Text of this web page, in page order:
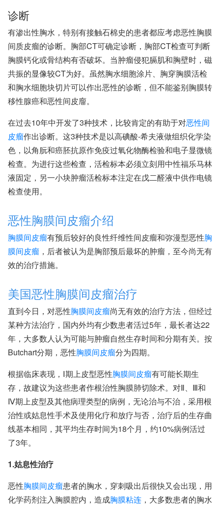
诊断
有渗出性胸水，特别有接触石棉史的患者都应考虑恶性胸膜
间质皮瘤的诊断。胸部CT可确定诊断，胸部CT检查可判断
胸膜钙化或骨结构有否破坏。当肿瘤侵犯膈肌和胸壁时，磁
共振的显像较CT为好。虽然胸水细胞涂片、胸穿胸膜活检
和胸水细胞块切片可以作出恶性的诊断，但不能鉴别胸膜转
移性腺癌和恶性间皮廇。
在过去10年中开发了3种技术，比较肯定的有助于对恶性间
皮瘤作出诊断。这3种技术是以高碘酸-希夫液做组织化学染
色，以角朊和癌胚抗原作免疫过氧化物酶检验和电子显微镜
检查。为进行这些检查，活检标本必须立刻用中性福乐马林
液固定，另一小块肿瘤活检标本注定在戊二醛液中供作电镜
检查使用。
恶性胸膜间皮瘤介绍
胸膜间皮瘤有预后较好的良性纤维性间皮瘤和弥漫型恶性胸
膜间皮瘤 ，后者被认为是胸部预后最坏的肿瘤，至今尚无有
效的治疗措施。
美国恶性胸膜间皮瘤治疗
直到今日，对恶性胸膜间皮瘤尚无有效的治疗方法，但经过
某种方法治疗，国内外均有少数患者活过5年，最长者达22
年，大多数人认为可能与肿瘤自然生存时间和分期有关。按
Butchart分期，恶性胸膜间皮瘤分为四期。
根据临床表现，Ⅰ期上皮型恶性胸膜间皮瘤有可能长期生
存，故建议为这些患者作根治性胸膜肺切除术。对Ⅱ、Ⅲ和
Ⅳ期上皮型及其他病理类型的病例，无论治与不治，采用根
治性或姑息性手术及使用化疗和放疗与否，治疗后的生存曲
线基本相同，其平均生存时间为18个月，约10%病例活过
了3年。
1.姑息性治疗
恶性胸膜间皮瘤患者的胸水，穿刺吸出后很快又会出现，用
化学药剂注入胸膜腔内，造成胸膜粘连 ，大多数患者的胸水